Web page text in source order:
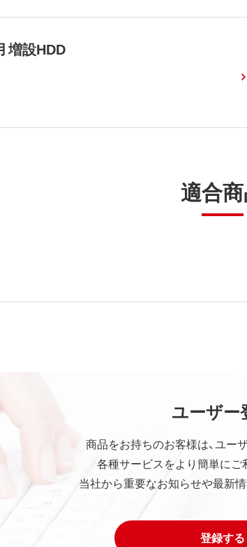
増設HDD
適合
ユーザー
商品をお持ちのお客様は、ユー
各種サービスをより簡単にご
当社から重要なお知らせや最新
登録する